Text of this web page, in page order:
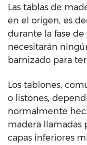
Las tablas de
en el origen, es
durante la fase
necesitarán
barnizado para
Los tablones,
o listones,
normalmente
madera llamadas
capas inferiores